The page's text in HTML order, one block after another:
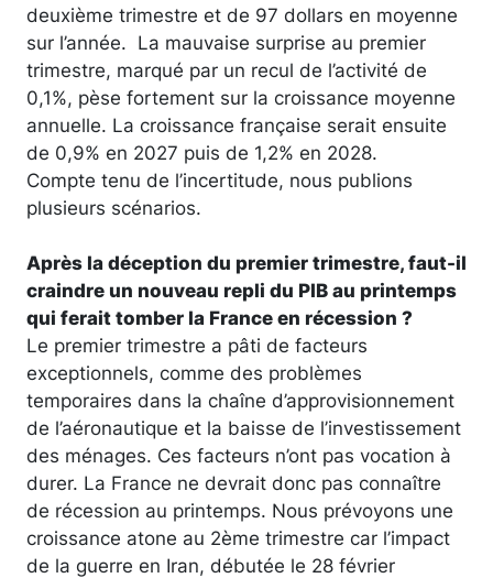
deuxième trimestre et de 97 dollars en moyenne
sur l’année. La mauvaise surprise au premier
trimestre, marqué par un recul de l’activité de
0,1%, pèse fortement sur la croissance moyenne
annuelle. La croissance française serait ensuite
de 0,9% en 2027 puis de 1,2% en 2028.
Compte tenu de l’incertitude, nous publions
plusieurs scénarios.
Après la déception du premier trimestre, faut-il
craindre un nouveau repli du PIB au printemps
qui ferait tomber la France en récession ?
Le premier trimestre a pâti de facteurs
exceptionnels, comme des problèmes
temporaires dans la chaîne d’approvisionnement
de l’aéronautique et la baisse de l’investissement
des ménages. Ces facteurs n’ont pas vocation à
durer. La France ne devrait donc pas connaître
de récession au printemps. Nous prévoyons une
croissance atone au 2ème trimestre car l’impact
de la guerre en Iran, débutée le 28 février